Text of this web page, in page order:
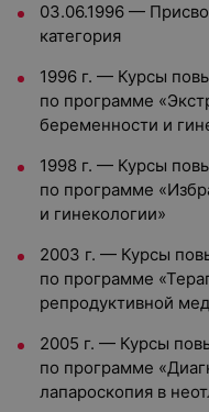
03.06.1996 —
категория
1996 г. — Курсы
по программе
беременности и
1998 г. — Курсы
по программе
и гинекологии»
2003 г. — Курсы
по программе
репродуктивной
2005 г. — Курсы
по программе
лапароскопия в